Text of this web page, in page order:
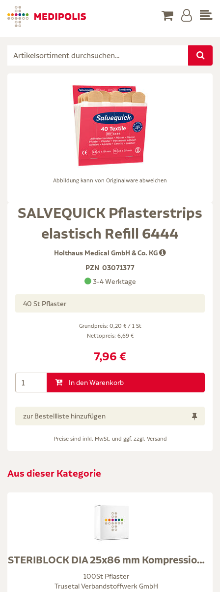
Abbildung kann von Originalware abweichen
SALVEQUICK Pflasterstrips
elastisch Refill 6444
Holthaus Medical GmbH & Co. KG
PZN 03071377
3-4 Werktage
40 St Pflaster
Grundpreis: 0,20 € / 1 St
Nettopreis: 6,69 €
7,96 €
In den Warenkorb
zur Bestellliste hinzufügen
Preise sind inkl. MwSt. und ggf. zzgl. Versand
Aus dieser Kategorie
STERIBLOCK DIA 25x86 mm Kompressionspfl.ster.weiß
100St Pflaster
Trusetal Verbandstoffwerk GmbH